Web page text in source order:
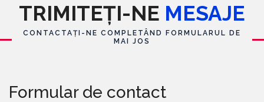
TRIMITEȚI-NE MESAJE
CONTACTAȚI-NE COMPLETÂND FORMULARUL DE
MAI JOS
Formular de contact